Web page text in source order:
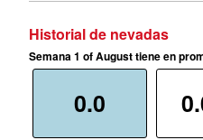
Historial de nevadas
Semana 1 of August tiene en
0.0